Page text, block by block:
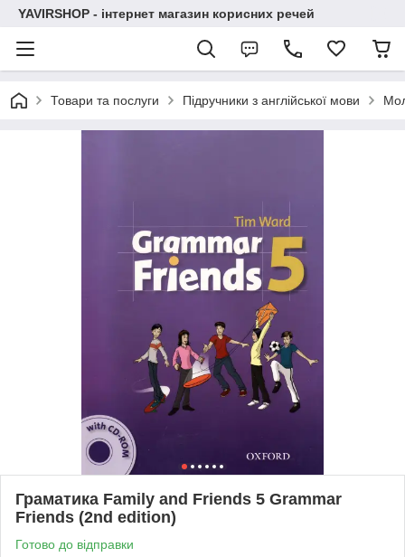
YAVIRSHOP - інтернет магазин корисних речей
Товари та послуги Підручники з англійської мови
Граматика Family and Friends 5 Grammar
Friends (2nd edition)
Готово до відправки